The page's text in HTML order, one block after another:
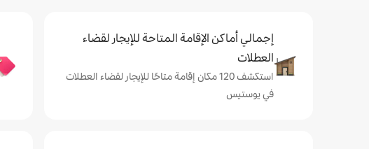
إجمالي أماكن الإقامة المتاحة للإيجار لقضاء
العطلات
استكشف 120 مكان إقامة متاحًا للإيجار لقضاء العطلات
في يوستيس